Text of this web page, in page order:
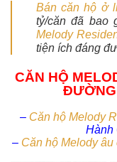
Bán căn hộ ở
tỷ/căn đã bao
Melody
tiện ích đáng
CĂN HỘ
ĐƯỜNG
– Căn hộ Melody
Hành
– Căn hộ Melody âu